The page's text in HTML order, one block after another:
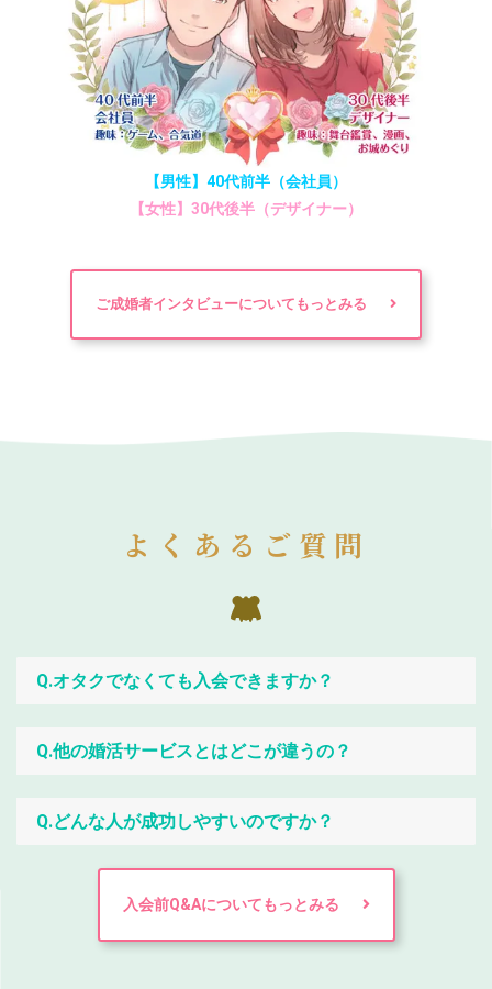
【男性】40代前半（会社員）
【女性】30代後半（デザイナー）
ご成婚者インタビューについてもっとみる
よくあるご質問
Q.オタクでなくても入会できますか？
Q.他の婚活サービスとはどこが違うの？
Q.どんな人が成功しやすいのですか？
入会前Q&Aについてもっとみる